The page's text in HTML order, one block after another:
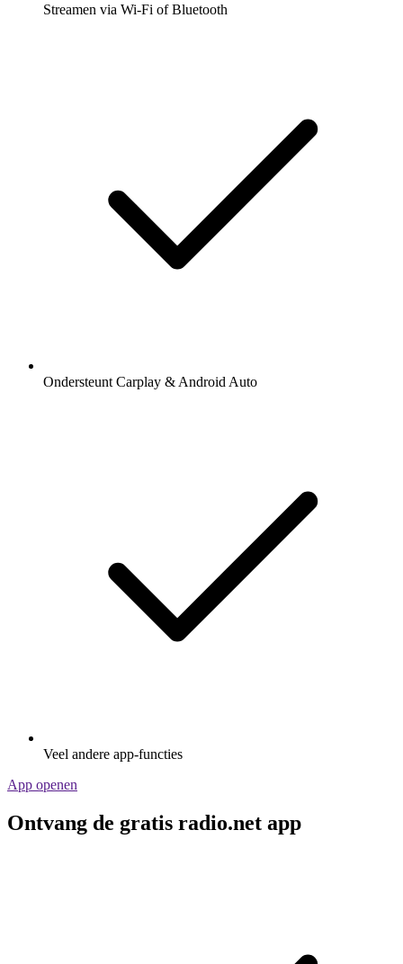
Streamen via Wi-Fi of Bluetooth
Ondersteunt Carplay & Android Auto
Veel andere app-functies
App openen
Ontvang de gratis radio.net app